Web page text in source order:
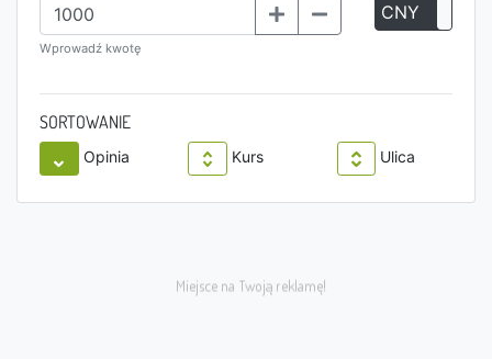
Wprowadź kwotę
CNY
SORTOWANIE
Opinia Kurs Ulica